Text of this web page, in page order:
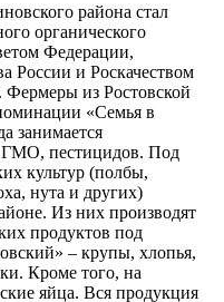
района стал
органического
Федерации,
России и Роскачеством
из Ростовской
«Семья в
занимается
пестицидов. Под
культур (полбы,
нута и других)
Из них производят
продуктов под
– крупы, хлопья,
Кроме того, на
яйца. Вся продукция